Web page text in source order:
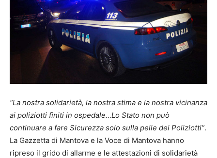
“La nostra solidarietà, la nostra stima e la nostra vicinanza
ai poliziotti finiti in ospedale…Lo Stato non può
continuare a fare Sicurezza solo sulla pelle dei Poliziotti”.
La Gazzetta di Mantova e la Voce di Mantova hanno
ripreso il grido di allarme e le attestazioni di solidarietà